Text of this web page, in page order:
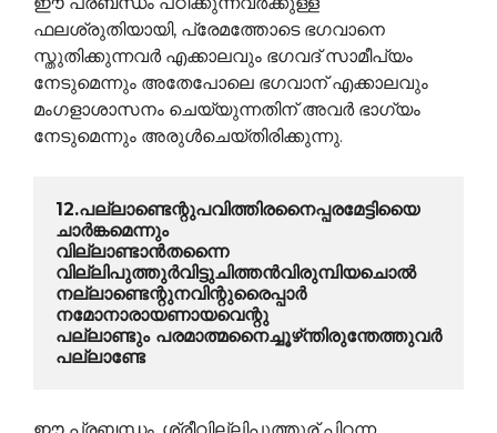
ഫലശ്രുതിയായി, പ്രേമത്തോടെ ഭഗവാനെ
സ്തുതിക്കുന്നവര്‍ എക്കാലവും ഭഗവദ് സാമീപ്യം
നേടുമെന്നും അതേപോലെ ഭഗവാന് എക്കാലവും
മംഗളാശാസനം ചെയ്യുന്നതിന് അവര്‍ ഭാഗ്യം
നേടുമെന്നും അരുള്‍ചെയ്തിരിക്കുന്നു.
12.പല്ലാണ്ടെന്റുപവിത്തിരനൈപ്പരമേട്ടിയൈ
ചാര്‍ങ്കമെന്നും
വില്ലാണ്ടാന്‍തന്നൈ
വില്ലിപുത്തുര്‍വിട്ടുചിത്തന്‍വിരുമ്പിയചൊല്‍
നല്ലാണ്ടെന്റുനവിന്റുരൈപ്പാര്‍
നമോനാരായണായവെന്റു
പല്ലാണ്ടും പരമാത്മനൈച്ചൂഴ്‍ന്തിരുന്തേത്തുവര്‍‍
പല്ലാണ്ടേ